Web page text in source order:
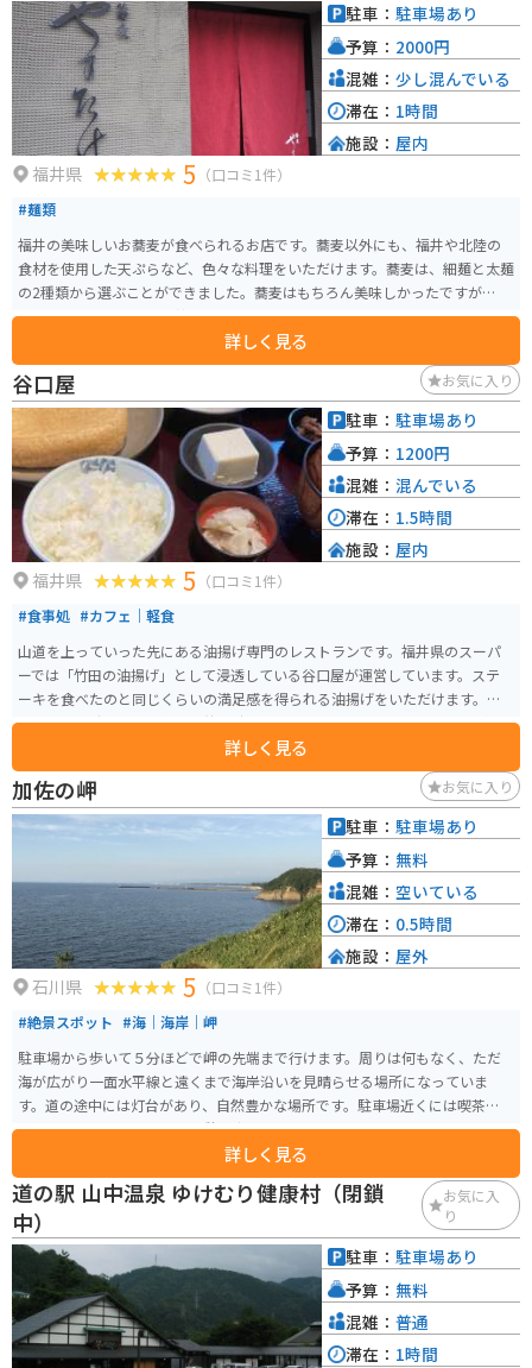
福井県 5 （口コミ1件）
#麺類
福井の美味しいお蕎麦が食べられるお店です。蕎麦以外にも、福井や北陸の
食材を使用した天ぷらなど、色々な料理をいただけます。蕎麦は、細麺と太麺
の2種類から選ぶことができました。蕎麦はもちろん美味しかったですが、ソ
ースで味付けされたかつ丼もおいしいです。
詳しく見る
駐車： 駐車場あり
予算： 2000円
混雑： 少し混んでいる
滞在： 1時間
施設： 屋内
谷口屋 お気に入り
福井県 5 （口コミ1件）
#食事処 #カフェ｜軽食
山道を上っていった先にある油揚げ専門のレストランです。福井県のスーパ
ーでは「竹田の油揚げ」として浸透している谷口屋が運営しています。ステ
ーキを食べたのと同じくらいの満足感を得られる油揚げをいただけます。休
日や連休の時はとても混み、待ち時間も長いので、ピークを外した訪問がオ
詳しく見る
駐車： 駐車場あり
予算： 1200円
混雑： 混んでいる
滞在： 1.5時間
施設： 屋内
加佐の岬 お気に入り
石川県 5 （口コミ1件）
#絶景スポット #海｜海岸｜岬
駐車場から歩いて５分ほどで岬の先端まで行けます。周りは何もなく、ただ
海が広がり一面水平線と遠くまで海岸沿いを見晴らせる場所になっていま
す。道の途中には灯台があり、自然豊かな場所です。駐車場近くには喫茶店が
あるので、お茶を飲んだり休憩も出来ます。
詳しく見る
駐車： 駐車場あり
予算： 無料
混雑： 空いている
滞在： 0.5時間
施設： 屋外
道の駅 山中温泉 ゆけむり健康村（閉鎖
中）
お気に入
り
駐車： 駐車場あり
予算： 無料
混雑： 普通
滞在： 1時間